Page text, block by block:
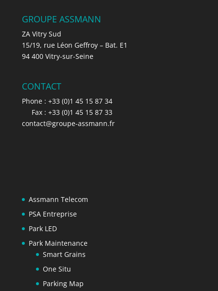
GROUPE ASSMANN
ZA Vitry Sud
15/19, rue Léon Geffroy – Bat. E1
94 400 Vitry-sur-Seine
CONTACT
Phone : +33 (0)1 45 15 87 34
Fax : +33 (0)1 45 15 87 33
contact@groupe-assmann.fr
Assmann Telecom
PSA Entreprise
Park LED
Park Maintenance
Smart Grains
One Situ
Parking Map